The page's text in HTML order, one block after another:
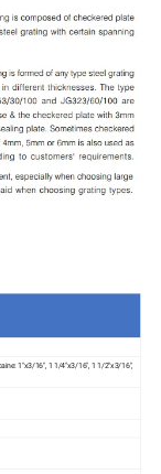
1"x3/16", 1 1/4"x3/16", 1 1/2"x3/16",